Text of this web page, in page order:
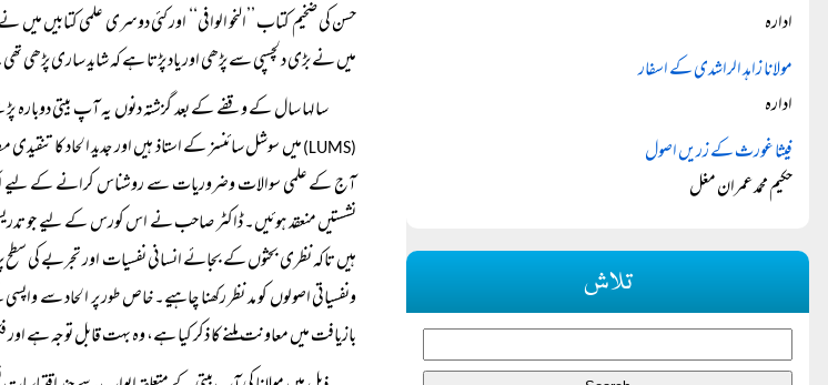
حسن کی ضخیم کتاب ’’النحو الوافی‘‘ اور کئی دوسری علمی کتابیں
میں نے بڑی دلچسپی سے پڑھی اور یاد پڑتا ہے کہ شاید ساری پڑھی
سالہا سال کے وقفے کے بعد گزشتہ دنوں یہ آپ بیتی دوبارہ
(LUMS)
میں سوشل سائنسز کے استاذ ہیں اور جدید الحاد کا
آج کے علمی سوالات وضروریات سے روشناس کرانے کے لیے ایک
نشستیں منعقد ہوئیں۔ ڈاکٹر صاحب نے اس کورس کے لیے جو
ہیں تاکہ نظری بحثوں کے بجائے انسانی نفسیات اور تجربے کی سطح
ونفسیاتی اصولوں کو مد نظر رکھنا چاہیے۔ خاص طور پر الحاد
بازیافت میں معاونت ملنے کا ذکر کیا ہے، وہ بہت قابل توجہ
ادارہ
مولانا زاہد الراشدی کے اسفار
ادارہ
فیثا غورث کے زریں اصول
حکیم محمد عمران مغل
تلاش